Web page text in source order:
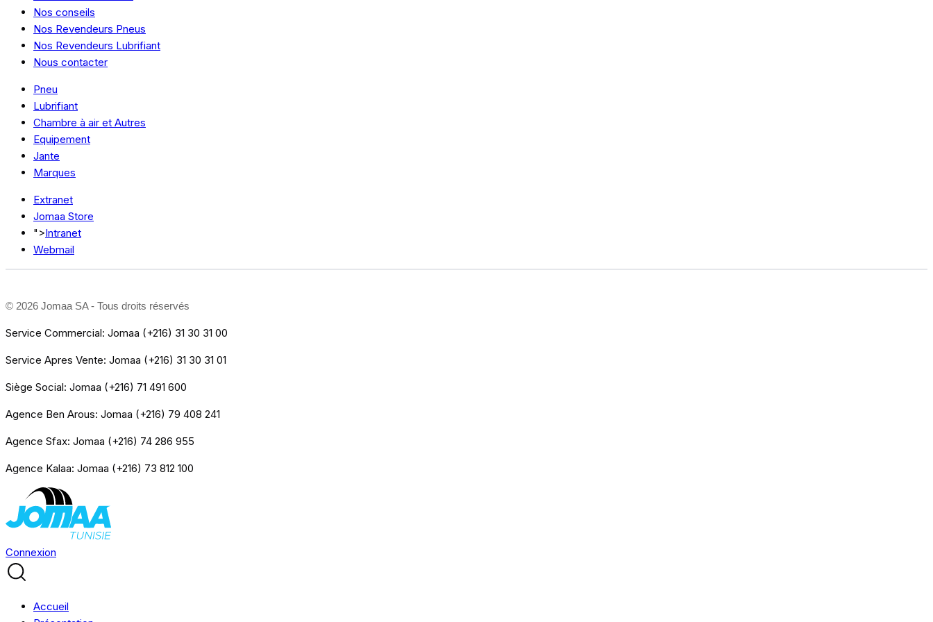
Nos conseils
Nos Revendeurs Pneus
Nos Revendeurs Lubrifiant
Nous contacter
Pneu
Lubrifiant
Chambre à air et Autres
Equipement
Jante
Marques
Extranet
Jomaa Store
">Intranet
Webmail
© 2026 Jomaa SA - Tous droits réservés
Service Commercial: Jomaa (+216) 31 30 31 00
Service Apres Vente: Jomaa (+216) 31 30 31 01
Siège Social: Jomaa (+216) 71 491 600
Agence Ben Arous: Jomaa (+216) 79 408 241
Agence Sfax: Jomaa (+216) 74 286 955
Agence Kalaa: Jomaa (+216) 73 812 100
Connexion
Accueil